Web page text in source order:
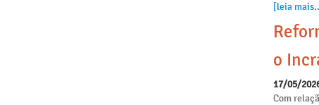
[leia
o
17/05/
Com